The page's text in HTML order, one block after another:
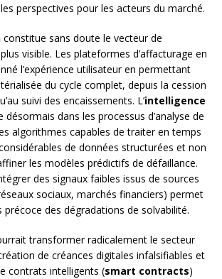
perspectives pour les acteurs du marché.
constitue sans doute le vecteur de
visible. Les plateformes d’affacturage en
l’expérience utilisateur en permettant
du cycle complet, depuis la cession
suivi des encaissements. L’intelligence
désormais dans les processus d’analyse de
algorithmes capables de traiter en temps
de données structurées et non
les modèles prédictifs de défaillance.
des signaux faibles issus de sources
sociaux, marchés financiers) permet
précoce des dégradations de solvabilité.
transformer radicalement le secteur
de créances digitales infalsifiables et
contrats intelligents (smart contracts)